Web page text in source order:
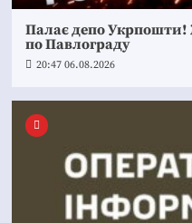
Палає депо Укрпошти!
по Павлограду
20:47 06.08.2026